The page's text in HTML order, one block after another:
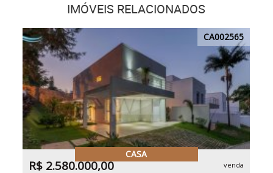
IMÓVEIS RELACIONADOS
CA002565
CASA
R$ 2.580.000,00 venda